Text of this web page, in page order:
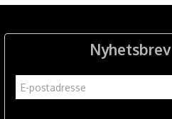
Nyhetsbrev